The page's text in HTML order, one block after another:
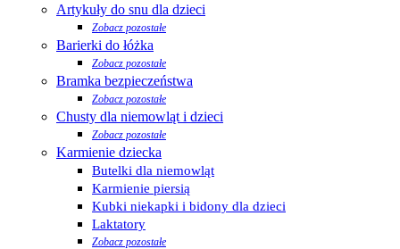
Artykuły do snu dla dzieci
Zobacz pozostałe
Barierki do łóżka
Zobacz pozostałe
Bramka bezpieczeństwa
Zobacz pozostałe
Chusty dla niemowląt i dzieci
Zobacz pozostałe
Karmienie dziecka
Butelki dla niemowląt
Karmienie piersią
Kubki niekapki i bidony dla dzieci
Laktatory
Zobacz pozostałe